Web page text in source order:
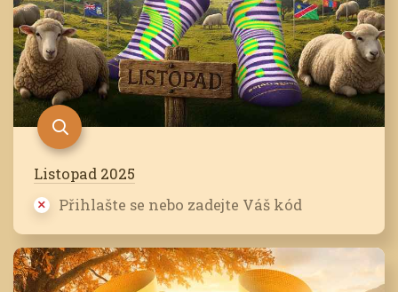
Listopad 2025
Přihlašte se nebo zadejte Váš kód